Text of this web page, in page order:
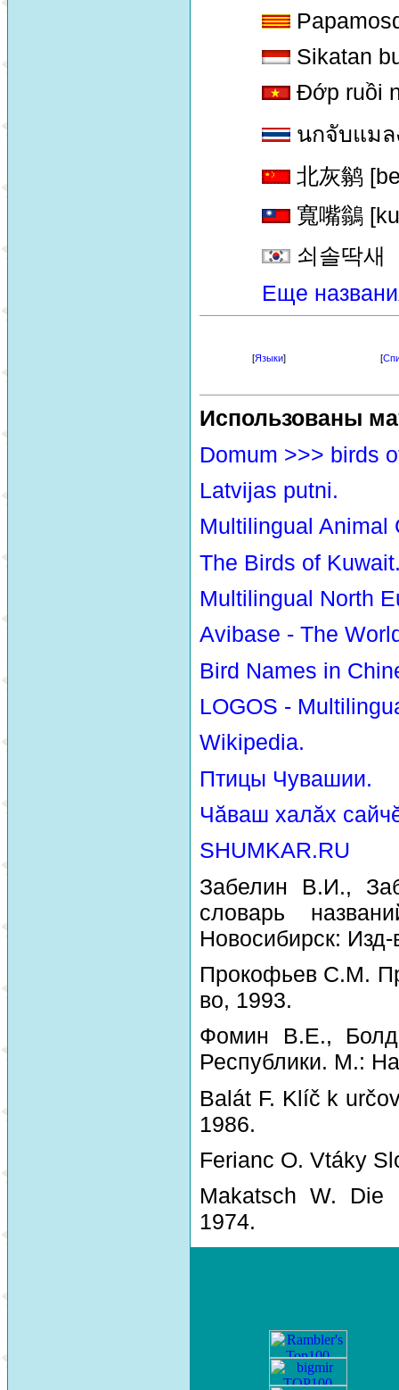
Sikatan
Đớp ruồi
นกจับแมล
北灰鹟
寬嘴鶲
쇠솔딱새
Еще
[Языки] [
Использованы
Domum >>> birds
Latvijas putni.
Multilingual Animal
The Birds of
Multilingual North
Avibase - The
Bird Names in
LOGOS -
Wikipedia.
Птицы Чувашии.
Чăваш халăх
SHUMKAR.RU
Забелин В.И.,
словарь
Новосибирск:
Прокофьев С.М.
во, 1993.
Фомин В.Е., Болд
Республики. М.:
Balát F. Klíč k
1986.
Ferianc O. Vtáky
Makatsch W. Die
1974.